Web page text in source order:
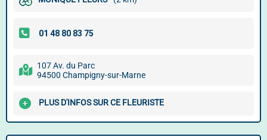
107 Av. du Parc
94500 Champigny-sur-Marne
PLUS D'INFOS SUR CE FLEURISTE